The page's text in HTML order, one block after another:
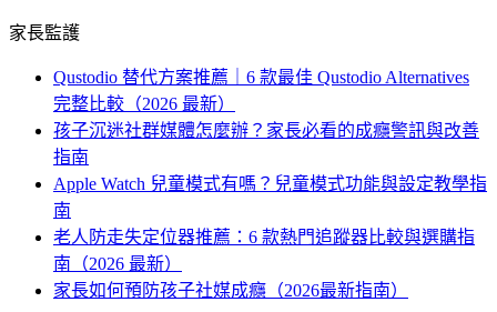
家長監護
Qustodio 替代方案推薦｜6 款最佳 Qustodio Alternatives
完整比較（2026 最新）
孩子沉迷社群媒體怎麼辦？家長必看的成癮警訊與改善
指南
Apple Watch 兒童模式有嗎？兒童模式功能與設定教學指
南
老人防走失定位器推薦：6 款熱門追蹤器比較與選購指
南（2026 最新）
家長如何預防孩子社媒成癮（2026最新指南）